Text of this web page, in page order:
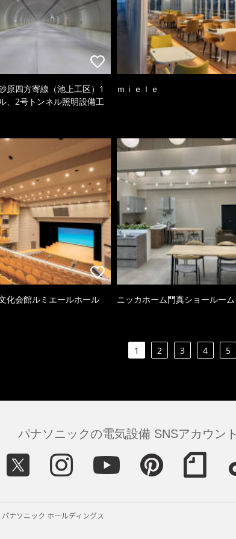
原四方寄線（池上工区）1
、2号トンネル照明設備工
ｍｉｅｌｅ
化会館ルミエールホール ニッカホーム門真ショールーム
1 2 3 4 5
パナソニックの電気設備 SNSアカウント
パナソニック ホールディングス